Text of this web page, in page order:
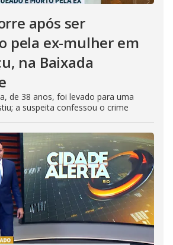
após ser
pela ex-mulher em
na Baixada
de 38 anos, foi levado para uma
a suspeita confessou o crime